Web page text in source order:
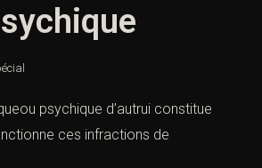
psychique d’autrui constitue
ces infractions de